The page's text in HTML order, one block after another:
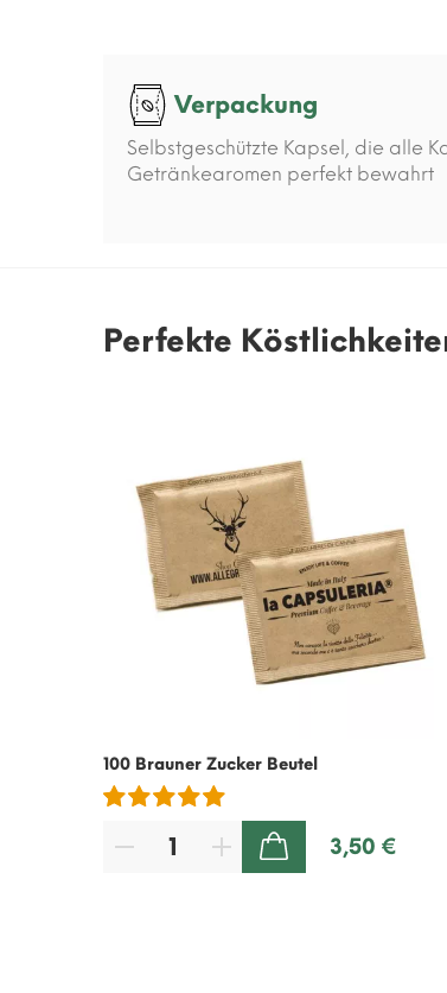
Verpackung
Selbstgeschützte Kapsel, die alle
Getränkearomen perfekt bewahrt
Perfekte
100 Brauner Zucker Beutel
3,50 €